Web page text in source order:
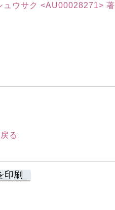
ウサク <AU00028271> 著
る
印刷